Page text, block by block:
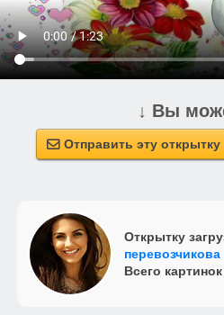
↓ Вы
 Отправить эту открытку
Открытку
перевозчикова
Всего